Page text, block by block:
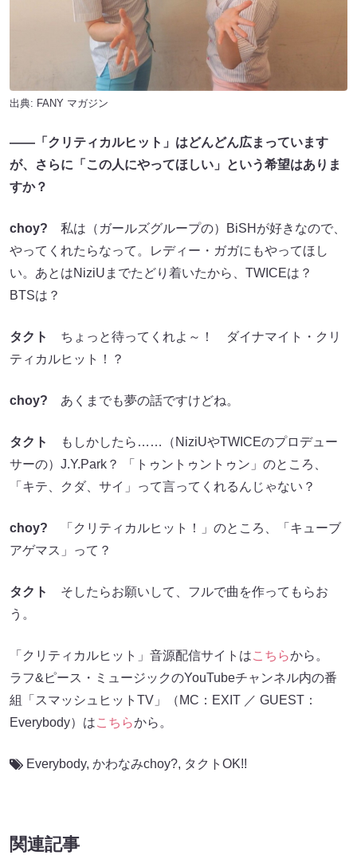
出典: FANY マガジン
――「クリティカルヒット」はどんどん広まっています
が、さらに「この人にやってほしい」という希望はありま
すか？
choy? 私は（ガールズグループの）BiSHが好きなので、
やってくれたらなって。レディー・ガガにもやってほし
い。あとはNiziUまでたどり着いたから、TWICEは？
BTSは？
タクト
ちょっと待ってくれよ～！ ダイナマイト・クリ
ティカルヒット！？
choy? あくまでも夢の話ですけどね。
タクト
もしかしたら……（NiziUやTWICEのプロデュー
サーの）J.Y.Park？ 「トゥントゥントゥン」のところ、
「キテ、クダ、サイ」って言ってくれるんじゃない？
choy? 「クリティカルヒット！」のところ、「キューブ
アゲマス」って？
タクト
そしたらお願いして、フルで曲を作ってもらお
う。
「クリティカルヒット」音源配信サイトはこちらから。
ラフ&ピース・ミュージックのYouTubeチャンネル内の番
組「スマッシュヒットTV」（MC：EXIT ／ GUEST：
Everybody）はこちらから。
Everybody, かわなみchoy?, タクトOK!!
関連記事